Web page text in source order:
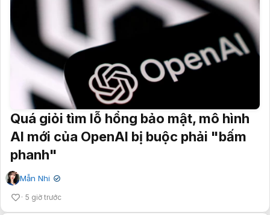
Quá giỏi tìm lỗ hổng bảo mật, mô hình
AI mới của OpenAI bị buộc phải "bấm
phanh"
Mẫn Nhi ✔
5 giờ trước